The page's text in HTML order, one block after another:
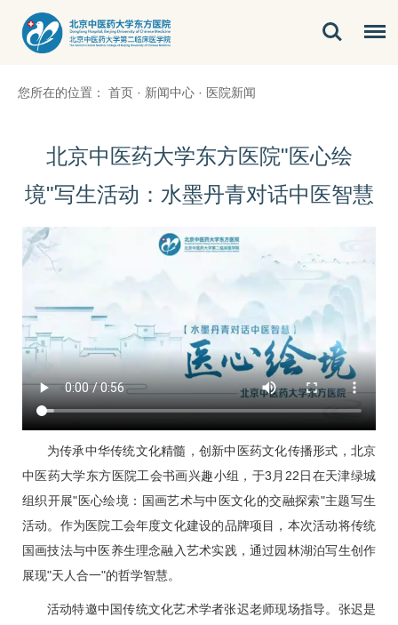
您所在的位置： 首页 · 新闻中心 · 医院新闻
​北京中医药大学东方医院"医心绘
境"写生活动：水墨丹青对话中医智慧
为传承中华传统文化精髓，创新中医药文化传播形式，北京
中医药大学东方医院工会书画兴趣小组，于3月22日在天津绿城
组织开展"医心绘境：国画艺术与中医文化的交融探索"主题写生
活动。作为医院工会年度文化建设的品牌项目，本次活动将传统
国画技法与中医养生理念融入艺术实践，通过园林湖泊写生创作
展现"天人合一"的哲学智慧。
活动特邀中国传统文化艺术学者张迟老师现场指导。张迟是